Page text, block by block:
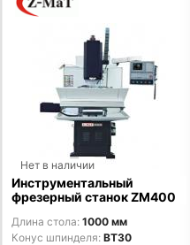
Нет в наличии
Инструментальный
фрезерный станок ZM400
Длина стола 1000 мм
Конус шпинделя BT30